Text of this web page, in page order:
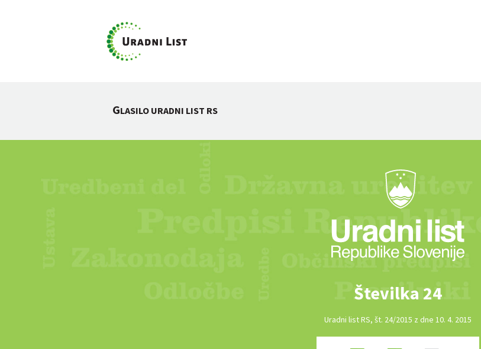
GLASILO URADNI LIST RS
Številka 24
Uradni list RS, št. 24/2015 z dne 10. 4. 2015